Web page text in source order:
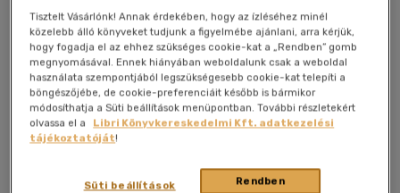
Tisztelt Vásárlónk! Annak érdekében, hogy az ízléséhez minél
közelebb álló könyveket tudjunk a figyelmébe ajánlani, arra kérjük,
hogy fogadja el az ehhez szükséges cookie-kat a „Rendben” gomb
megnyomásával. Ennek hiányában weboldalunk csak a weboldal
használata szempontjából legszükségesebb cookie-kat telepíti a
böngészőjébe, de cookie-preferenciáit később is bármikor
módosíthatja a Süti beállítások menüpontban. További részletekért
olvassa el a
Libri Könyvkereskedelmi Kft. adatkezelési
tájékoztatóját!
Rendben
Süti beállítások